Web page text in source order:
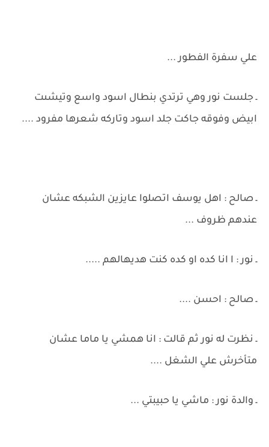
علي سفرة الفطور ...
ـ جلست نور وهي ترتدي بنطال اسود واسع وتيشىت
ابيض وفوقه جاكت جلد اسود وتاركه شعرها مفرود ....
ـ صالح : اهل يوسف اتصلوا عايزين الشبكه عشان
عندهم ظروف ...
ـ نور : ا انا كده او كده كنت هديهالهم .....
ـ صالح : احسن ....
ـ نظرت له نور ثم قالت : انا همشي يا ماما عشان
متأخرش علي الشغل ....
ـ والدة نور : ماشي يا حبيبتي ...